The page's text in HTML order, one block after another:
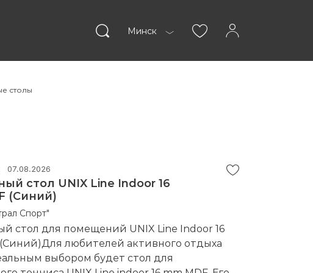
Компании Статьи
Минск
столы
07.08.2026
стол UNIX Line Indoor 16
(Синий)
Спорт"
стол для помещений UNIX Line Indoor 16
любителей активного отдыха
выбором будет стол для